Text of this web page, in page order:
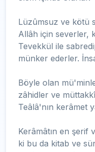
Lüzûmsuz ve kötü
Allâh için severler,
Tevekkül ile
münker ederler.
Böyle olan
zâhidler ve
Teâlâ'nın kerâmet
Kerâmâtın en şerif
ki bu da kitab ve